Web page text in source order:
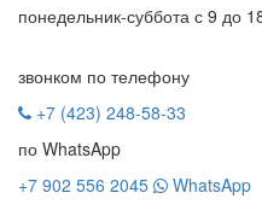
понедельник-суббота с 9 до
звонком по телефону
+7 (423) 248-58-33
по WhatsApp
+7 902 556 2045
WhatsApp